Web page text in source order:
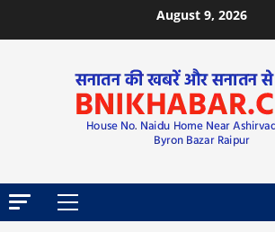
August 9, 2026